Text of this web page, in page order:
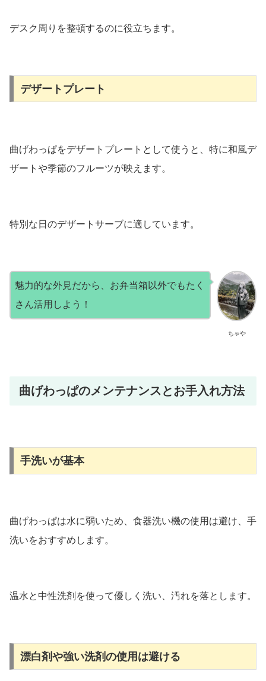
デスク周りを整頓するのに役立ちます。
デザートプレート
曲げわっぱをデザートプレートとして使うと、特に和風デ
ザートや季節のフルーツが映えます。
特別な日のデザートサーブに適しています。
ちゃや
魅力的な外見だから、お弁当箱以外でもたく
さん活用しよう！
曲げわっぱのメンテナンスとお手入れ方法
手洗いが基本
曲げわっぱは水に弱いため、食器洗い機の使用は避け、手
洗いをおすすめします。
温水と中性洗剤を使って優しく洗い、汚れを落とします。
漂白剤や強い洗剤の使用は避ける